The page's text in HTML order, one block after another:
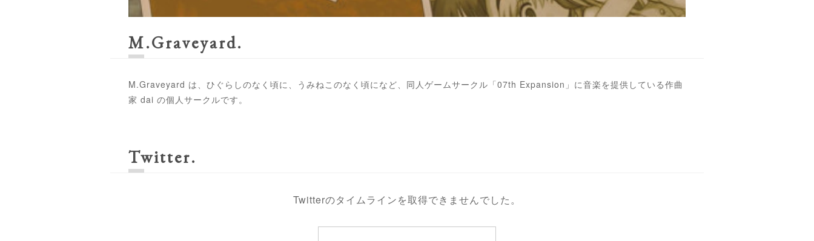
M.Graveyard
M.Graveyard は、ひぐらしのなく頃に、うみねこのなく頃になど、同人ゲームサークル「07th Expansion」に音楽を提供している作曲
家 dai の個人サークルです。
Twitter
Twitterのタイムラインを取得できませんでした。